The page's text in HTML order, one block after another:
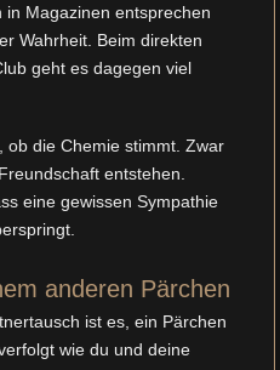
in Magazinen entsprechen
Wahrheit. Beim direkten
geht es dagegen viel
die Chemie stimmt. Zwar
entstehen.
eine gewissen Sympathie
anderen Pärchen
ist es, ein Pärchen
wie du und deine